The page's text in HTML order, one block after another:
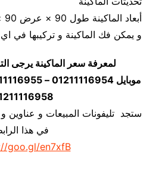
و يمكن فك الماكينة و تركيبها في
لمعرفة سعر الماكينة يرجى
ستجد تليفونات المبيعات و
في هذا
goo.gl/en7xfB